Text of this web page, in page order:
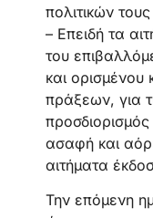
πολιτικών
– Επειδή τα
του
και
πράξεων, για
ασαφή και
αιτήματα
Την επόμενη